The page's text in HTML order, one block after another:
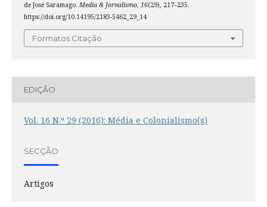
de José Saramago. Media & Jornalismo, 16(29), 217–235.
https://doi.org/10.14195/2183-5462_29_14
Formatos Citação
EDIÇÃO
Vol. 16 N.º 29 (2016): Média e Colonialismo(s)
SECÇÃO
Artigos